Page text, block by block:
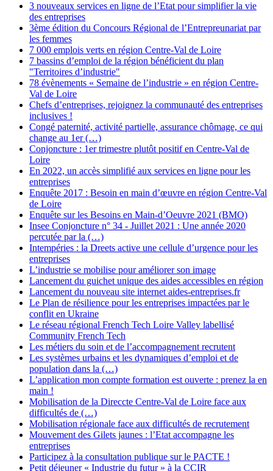
3 nouveaux services en ligne de l’Etat pour simplifier la vie
des entreprises
3ème édition du Concours Régional de l’Entrepreunariat par
les femmes
7 000 emplois verts en région Centre-Val de Loire
7 bassins d’emploi de la région bénéficient du plan
"Territoires d’industrie"
78 évènements « Semaine de l’industrie » en région Centre-
Val de Loire
Chefs d’entreprises, rejoignez la communauté des entreprises
inclusives !
Congé paternité, activité partielle, assurance chômage, ce qui
change au 1er (…)
Conjoncture : 1er trimestre plutôt positif en Centre-Val de
Loire
En 2022, un accès simplifié aux services en ligne pour les
entreprises
Enquête 2017 : Besoin en main d’œuvre en région Centre-Val
de Loire
Enquête sur les Besoins en Main-d’Oeuvre 2021 (BMO)
Insee Conjoncture n° 34 - Juillet 2021 : Une année 2020
percutée par la (…)
Intempéries : la Dreets active une cellule d’urgence pour les
entreprises
L’industrie se mobilise pour améliorer son image
Lancement du guichet unique des aides accessibles en région
Lancement du nouveau site internet aides-entreprises.fr
Le Plan de résilience pour les entreprises impactées par le
conflit en Ukraine
Le réseau régional French Tech Loire Valley labellisé
Community French Tech
Les métiers du soin et de l’accompagnement recrutent
Les systèmes urbains et les dynamiques d’emploi et de
population dans la (…)
L’application mon compte formation est ouverte : prenez la en
main !
Mobilisation de la Direccte Centre-Val de Loire face aux
difficultés de (…)
Mobilisation régionale face aux difficultés de recrutement
Mouvement des Gilets jaunes : l’Etat accompagne les
entreprises
Participez à la consultation publique sur le PACTE !
Petit déjeuner « Industrie du futur » à la CCIR